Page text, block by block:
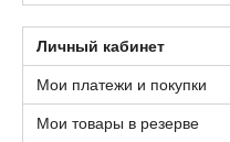
Личный кабинет
Мои платежи и покупки
Мои товары в резерве